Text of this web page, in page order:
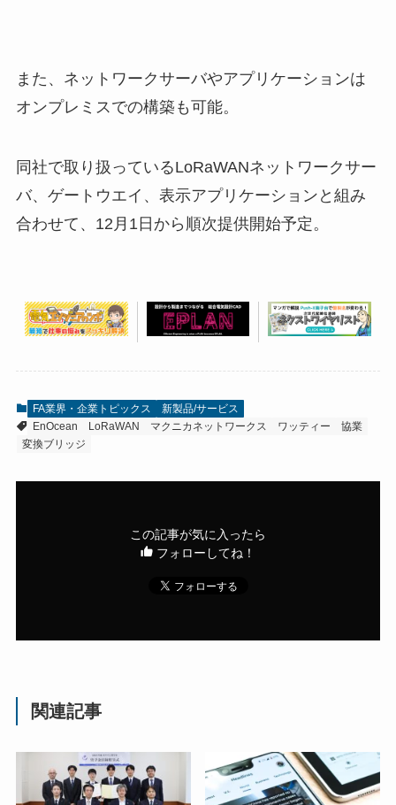
また、ネットワークサーバやアプリケーションは
オンプレミスでの構築も可能。
同社で取り扱っているLoRaWANネットワークサー
バ、ゲートウエイ、表示アプリケーションと組み
合わせて、12月1日から順次提供開始予定。
FA業界・企業トピックス
新製品/サービス
EnOcean
LoRaWAN マクニカネットワークス ワッティー
協業
変換ブリッジ
この記事が気に入ったら
フォローしてね！
関連記事